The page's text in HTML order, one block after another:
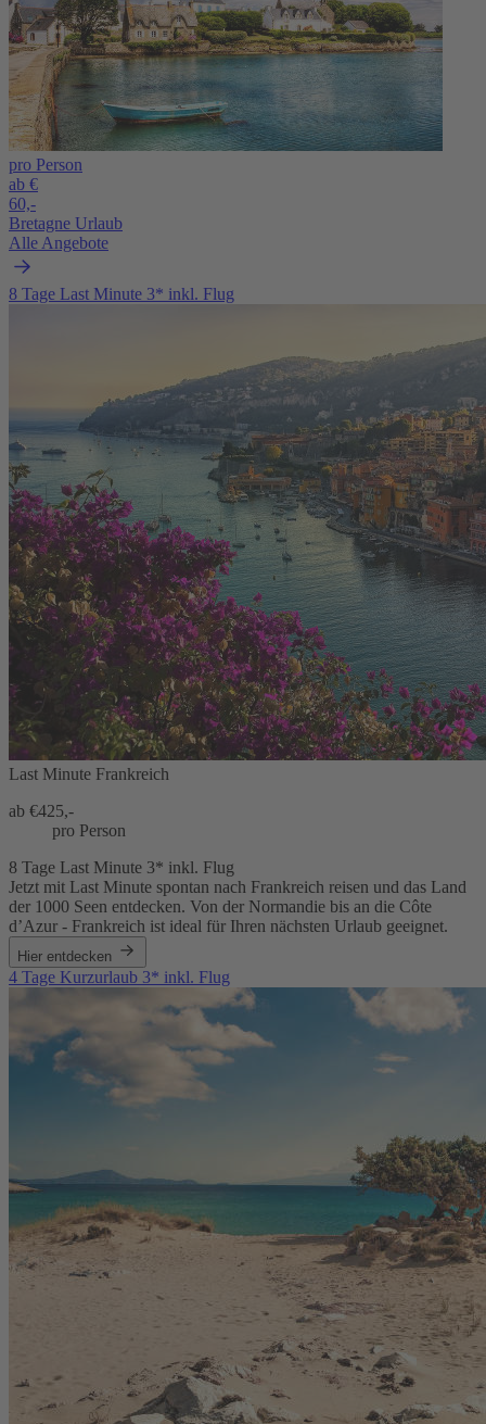
pro Person
ab €
60,-
Bretagne Urlaub
Alle Angebote
8 Tage Last Minute 3* inkl. Flug
Last Minute Frankreich
ab €425,-
pro Person
8 Tage Last Minute 3* inkl. Flug
Jetzt mit Last Minute spontan nach Frankreich reisen und das Land
der 1000 Seen entdecken. Von der Normandie bis an die Côte
d’Azur - Frankreich ist ideal für Ihren nächsten Urlaub geeignet.
Hier entdecken
4 Tage Kurzurlaub 3* inkl. Flug